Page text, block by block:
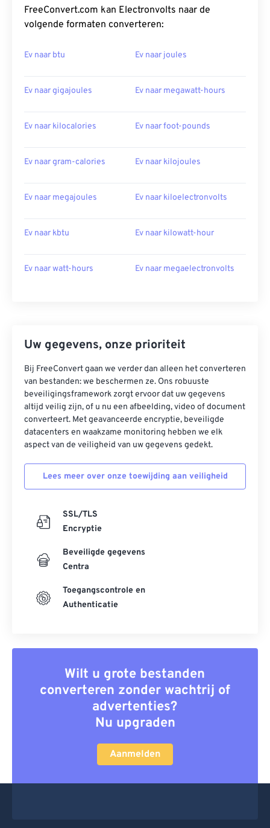
FreeConvert.com kan Electronvolts naar de
volgende formaten converteren:
Ev naar btu Ev naar joules
Ev naar gigajoules Ev naar megawatt-hours
Ev naar kilocalories Ev naar foot-pounds
Ev naar gram-calories Ev naar kilojoules
Ev naar megajoules Ev naar kiloelectronvolts
Ev naar kbtu Ev naar kilowatt-hour
Ev naar watt-hours Ev naar megaelectronvolts
Uw gegevens, onze prioriteit
Bij FreeConvert gaan we verder dan alleen het converteren
van bestanden: we beschermen ze. Ons robuuste
beveiligingsframework zorgt ervoor dat uw gegevens
altijd veilig zijn, of u nu een afbeelding, video of document
converteert. Met geavanceerde encryptie, beveiligde
datacenters en waakzame monitoring hebben we elk
aspect van de veiligheid van uw gegevens gedekt.
Lees meer over onze toewijding aan veiligheid
SSL/TLS
Encryptie
Beveiligde gegevens
Centra
Toegangscontrole en
Authenticatie
Wilt u grote bestanden
converteren zonder wachtrij of
advertenties?
Nu upgraden
Aanmelden